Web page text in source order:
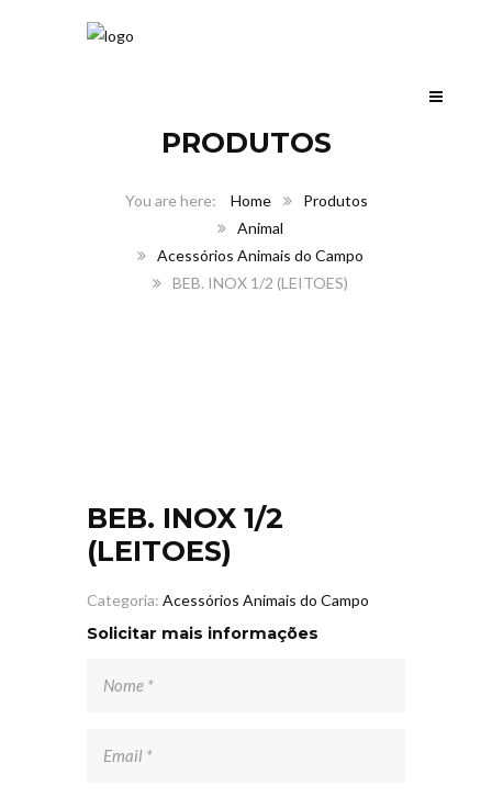
PRODUTOS
Home
Produtos
Animal
Acessórios Animais do Campo
BEB. INOX 1/2 (LEITOES)
BEB. INOX 1/2
(LEITOES)
Categoria: Acessórios Animais do Campo
Solicitar mais informações